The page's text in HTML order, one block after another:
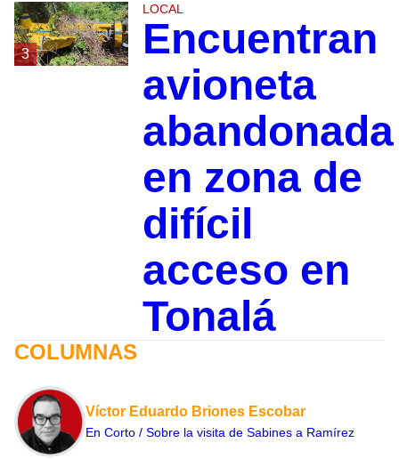
3
LOCAL
Encuentran
avioneta
abandonada
en zona de
difícil
acceso en
Tonalá
COLUMNAS
Víctor Eduardo Briones Escobar
En Corto / Sobre la visita de Sabines a Ramírez